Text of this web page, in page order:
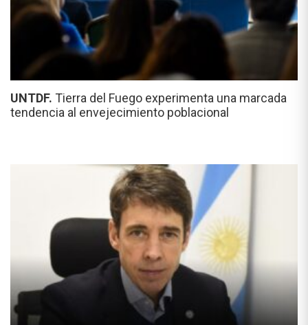
UNTDF. Tierra del Fuego experimenta una marcada
tendencia al envejecimiento poblacional